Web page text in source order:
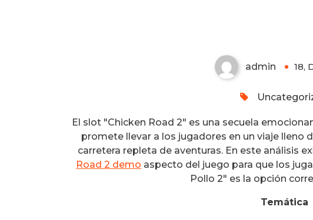
admin 18,
El slot "Chicken Road 2" es una secuela
promete llevar a los jugadores en un viaje lleno
carretera repleta de aventuras. En este análisis
Road 2 demo aspecto del juego para que los
Pollo 2" es la opción
Temática